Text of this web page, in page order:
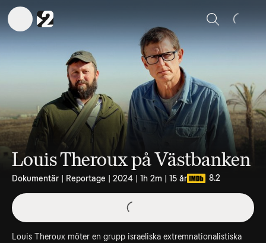
Sök
Louis Theroux på Västbanken
Dokumentär | Reportage | 2024 | 1h 2m | 15 år 8.2
Louis Theroux möter en grupp israeliska extremnationalistiska